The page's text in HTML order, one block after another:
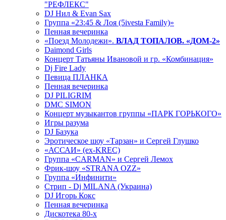
"РЕФЛЕКС"
DJ Нил & Evan Sax
Группа «23:45 & Лоя (5ivesta Family)»
Пенная вечеринка
«Поезд Молодежи». ВЛАД ТОПАЛОВ. «ДОМ-2»
Daimond Girls
Концерт Татьяны Ивановой и гр. «Комбинация»
Dj Fire Lady
Певица ПЛАНКА
Пенная вечеринка
DJ PILIGRIM
DMC SIMON
Концерт музыкантов группы «ПАРК ГОРЬКОГО»
Игры разума
DJ Базука
Эротическое шоу «Тарзан» и Сергей Глушко
«АССАИ» (ex-KREC)
Группа «CARMAN» и Сергей Лемох
Фрик-шоу «STRANA OZZ»
Группа «Инфинити»
Стрип - Dj MILANA (Украина)
DJ Игорь Кокс
Пенная вечеринка
Дискотека 80-х